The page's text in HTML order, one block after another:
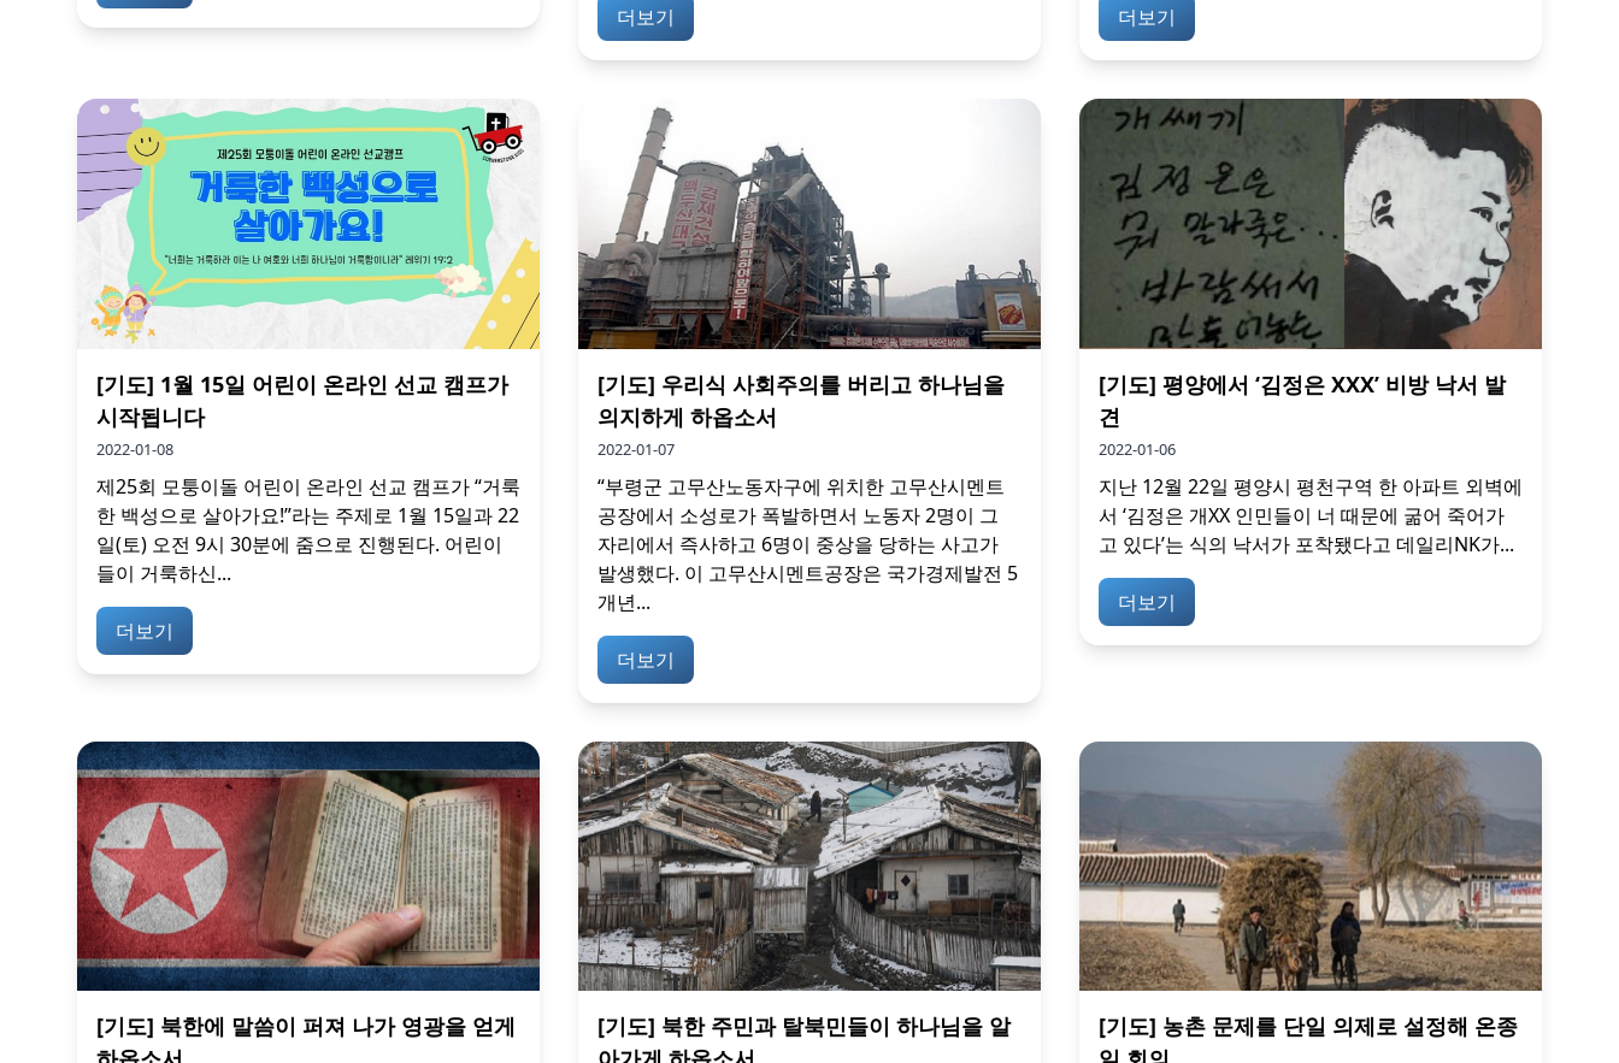
더보기 더보기
[기도] 1월 15일 어린이 온라인 선교 캠프가
시작됩니다
2022-01-08
제25회 모퉁이돌 어린이 온라인 선교 캠프가 “거룩
한 백성으로 살아가요!”라는 주제로 1월 15일과 22
일(토) 오전 9시 30분에 줌으로 진행된다. 어린이
들이 거룩하신...
더보기
[기도] 우리식 사회주의를 버리고 하나님을
의지하게 하옵소서
2022-01-07
“부령군 고무산노동자구에 위치한 고무산시멘트
공장에서 소성로가 폭발하면서 노동자 2명이 그
자리에서 즉사하고 6명이 중상을 당하는 사고가
발생했다. 이 고무산시멘트공장은 국가경제발전 5
개년...
더보기
[기도] 평양에서 ‘김정은 XXX’ 비방 낙서 발
견
2022-01-06
지난 12월 22일 평양시 평천구역 한 아파트 외벽에
서 ‘김정은 개XX 인민들이 너 때문에 굶어 죽어가
고 있다’는 식의 낙서가 포착됐다고 데일리NK가...
더보기
[기도] 북한에 말씀이 퍼져 나가 영광을 얻게
[기도] 북한 주민과 탈북민들이 하나님을 알
[기도] 농촌 문제를 단일 의제로 설정해 온종